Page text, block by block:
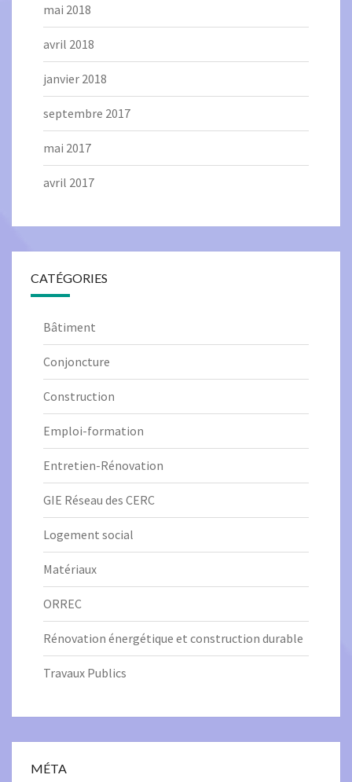
mai 2018
avril 2018
janvier 2018
septembre 2017
mai 2017
avril 2017
CATÉGORIES
Bâtiment
Conjoncture
Construction
Emploi-formation
Entretien-Rénovation
GIE Réseau des CERC
Logement social
Matériaux
ORREC
Rénovation énergétique et construction durable
Travaux Publics
MÉTA